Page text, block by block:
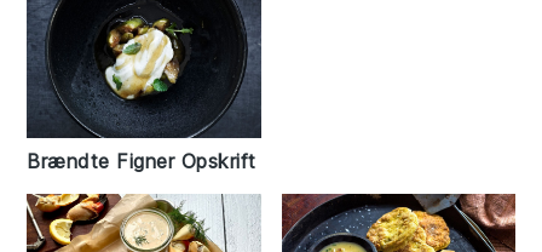
Brændte Figner Opskrift